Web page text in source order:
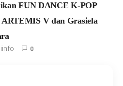
FUN DANCE K-POP
V dan Grasiela
0